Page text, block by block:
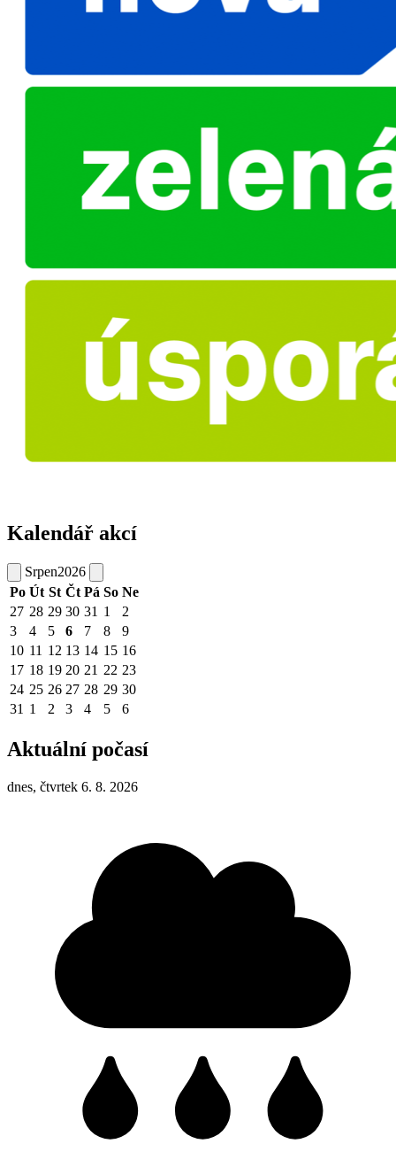
Kalendář akcí
Srpen2026
Po Út St Čt Pá So Ne
27 28 29 30 31 1
2
3
4 5 6 7 8
9
10 11 12 13 14 15 16
17 18 19 20 21 22 23
24 25 26 27 28 29 30
31 1 2 3 4 5 6
Aktuální počasí
dnes, čtvrtek 6. 8. 2026